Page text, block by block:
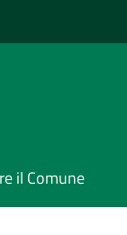
il Comune